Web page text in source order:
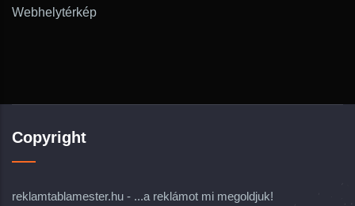
Webhelytérkép
Copyright
reklamtablamester.hu - ...a reklámot mi megoldjuk!